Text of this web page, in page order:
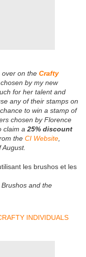
over on the Crafty
by my new
for her talent and
any of their stamps on
to win a stamp of
chosen by Florence
claim a 25% discount
the CI Website
les brushos et les
and the